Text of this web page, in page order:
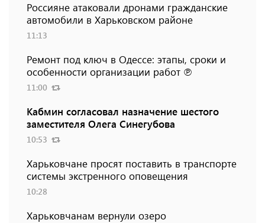
Россияне атаковали дронами гражданские
автомобили в Харьковском районе
11:13
Ремонт под ключ в Одессе: этапы, сроки и
особенности организации работ ℗
11:00
Кабмин согласовал назначение шестого
заместителя Олега Синегубова
10:53
Харьковчане просят поставить в транспорте
системы экстренного оповещения
10:28
Харьковчанам вернули озеро